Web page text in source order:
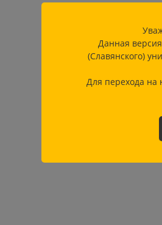
Данная
(Славянского)
Для перехода на